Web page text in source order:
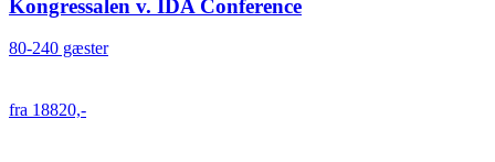
Kongressalen v. IDA Conference
80-240 gæster
fra 18820,-